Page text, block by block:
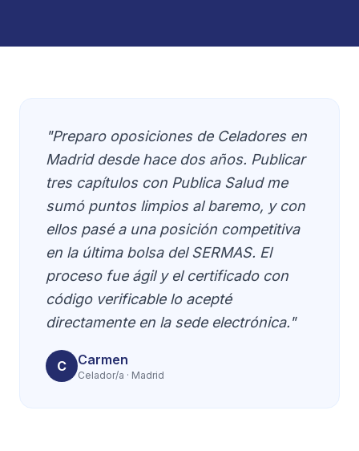
"Preparo oposiciones de Celadores en
Madrid desde hace dos años. Publicar
tres capítulos con Publica Salud me
sumó puntos limpios al baremo, y con
ellos pasé a una posición competitiva
en la última bolsa del SERMAS. El
proceso fue ágil y el certificado con
código verificable lo acepté
directamente en la sede electrónica."
C Carmen
Celador/a · Madrid